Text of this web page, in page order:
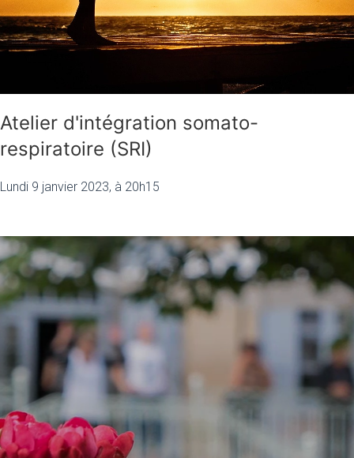
Atelier d'intégration somato-
respiratoire (SRI)
Lundi 9 janvier 2023, à 20h15